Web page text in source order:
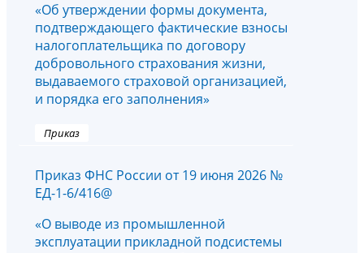
«Об утверждении формы документа,
подтверждающего фактические взносы
налогоплательщика по договору
добровольного страхования жизни,
выдаваемого страховой организацией,
и порядка его заполнения»
Приказ
Приказ ФНС России от 19 июня 2026 №
ЕД-1-6/416@
«О выводе из промышленной
эксплуатации прикладной подсистемы